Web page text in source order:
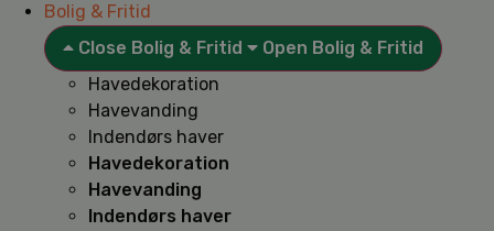
Bolig & Fritid
Close Bolig & Fritid
Open Bolig & Fritid
Havedekoration
Havevanding
Indendørs haver
Havedekoration
Havevanding
Indendørs haver